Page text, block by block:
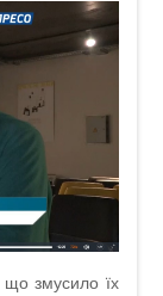
що змусило їх